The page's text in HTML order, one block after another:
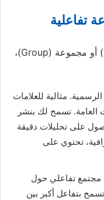
تفاعلية
اختر بين صفحة عمل (Business Page) أو مجموعة (Group)،
مثالية للعلامات
العامة. تسمح لك بنشر
على تحليلات دقيقة
تحتوي على
مجتمع تفاعلي حول
بتفاعل أكبر بين